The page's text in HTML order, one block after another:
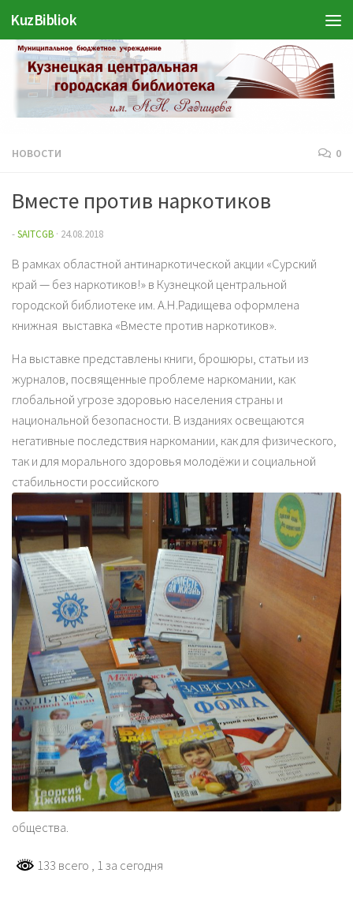
Перейти к содержимому
KuzBibliok
НОВОСТИ 0
Вместе против наркотиков
-SAITCGB · 24.08.2018
В рамках областной антинаркотической акции «Сурский
край — без наркотиков!» в Кузнецкой центральной
городской библиотеке им. А.Н.Радищева оформлена
книжная выставка «Вместе против наркотиков».
На выставке представлены книги, брошюры, статьи из
журналов, посвященные проблеме наркомании, как
глобальной угрозе здоровью населения страны и
национальной безопасности. В изданиях освещаются
негативные последствия наркомании, как для физического,
так и для морального здоровья молодёжи и социальной
стабильности российского
общества.
133 всего , 1 за сегодня